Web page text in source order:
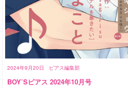
2024年9月20日 ピアス編集部
BOY’Sピアス 2024年10月号